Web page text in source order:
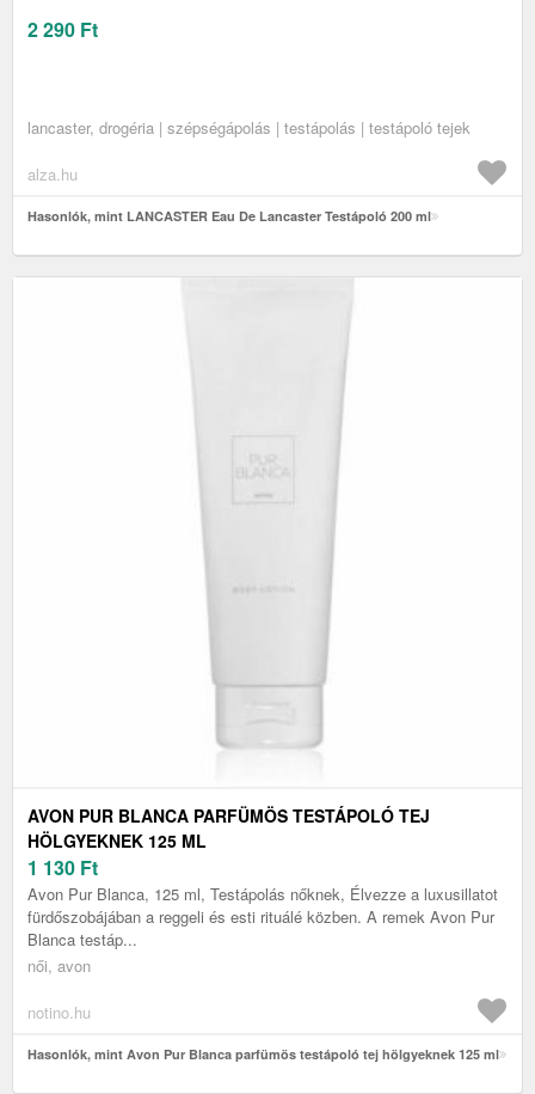
2 290 Ft
lancaster, drogéria | szépségápolás | testápolás | testápoló tejek
alza.hu
Hasonlók, mint LANCASTER Eau De Lancaster Testápoló 200 ml
AVON PUR BLANCA PARFÜMÖS TESTÁPOLÓ TEJ
HÖLGYEKNEK 125 ML
1 130 Ft
Avon Pur Blanca, 125 ml, Testápolás nőknek, Élvezze a luxusillatot
fürdőszobájában a reggeli és esti rituálé közben. A remek Avon Pur
Blanca testáp...
női, avon
notino.hu
Hasonlók, mint Avon Pur Blanca parfümös testápoló tej hölgyeknek 125 ml